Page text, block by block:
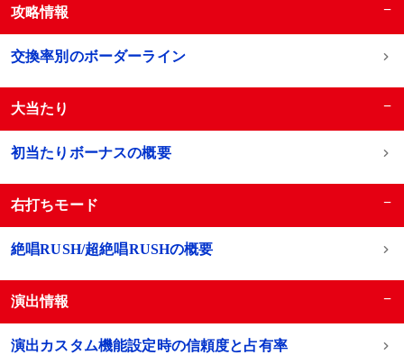
攻略情報 −
交換率別のボーダーライン
大当たり −
初当たりボーナスの概要
右打ちモード −
絶唱RUSH/超絶唱RUSHの概要
演出情報 −
演出カスタム機能設定時の信頼度と占有率